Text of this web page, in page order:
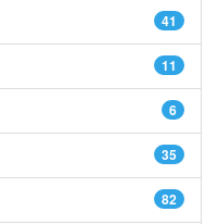
41
11
6
35
82